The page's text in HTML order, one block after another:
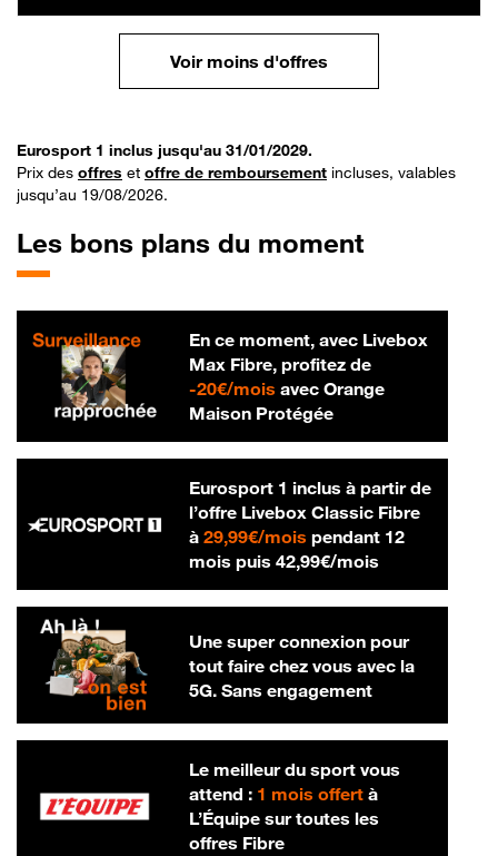
Voir moins d'offres
Eurosport 1 inclus jusqu'au 31/01/2029.
Prix des offres et offre de remboursement incluses, valables
jusqu’au 19/08/2026.
Les bons plans du moment
En ce moment, avec Livebox
Max Fibre, profitez de
-20€/mois20 € par mois
avec Orange
Maison Protégée
Eurosport 1 inclus à partir de
l’offre Livebox Classic Fibre
à 29,99€/mois29,99 € par mois
pendant 12
mois puis 42,99€/mois42,99 € par
Une super connexion pour
tout faire chez vous avec la
5G. Sans engagement
Le meilleur du sport vous
attend : 1 mois offertà
L’Équipe sur toutes les
offres Fibre